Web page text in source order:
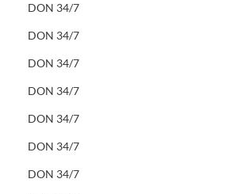
DON 34/7
DON 34/7
DON 34/7
DON 34/7
DON 34/7
DON 34/7
DON 34/7